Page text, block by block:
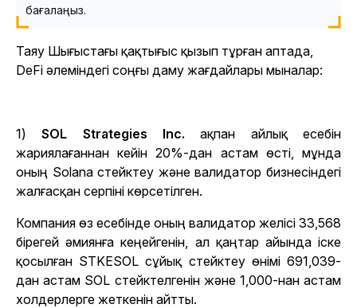
бағалаңыз.
Таяу Шығыстағы қақтығыс қызып тұрған аптада,
DeFi әлеміндегі соңғы даму жағдайлары мыналар:
1)SOL Strategies Inc.ақпан айлық есебін
жариялағаннан кейін 20%-дан астам өсті, мұнда
оның Solana стейктеу және валидатор бизнесіндегі
жалғасқан серпіні көрсетілген.
Компания өз есебінде оның валидатор желісі 33,568
бірегей әмиянға кеңейгенін, ал қаңтар айында іске
қосылған STKESOL сұйық стейктеу өнімі 691,039-
дан астам SOL стейктелгенін және 1,000-нан астам
холдерлерге жеткенін айтты.